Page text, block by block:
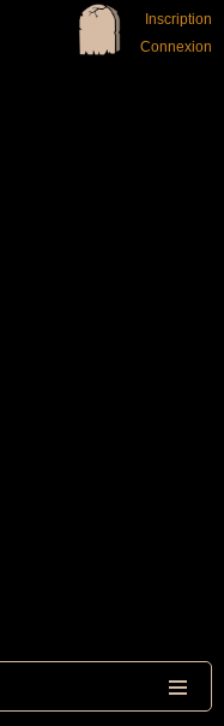
Inscription
Connexion